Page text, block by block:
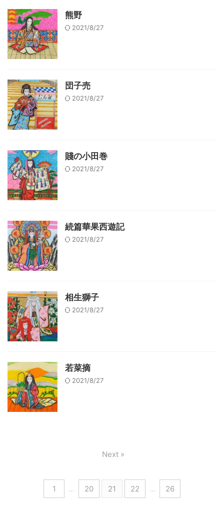
熊野
2021/8/27
団子売
2021/8/27
賤の小田巻
2021/8/27
続篇華果西遊記
2021/8/27
相生獅子
2021/8/27
若菜摘
2021/8/27
1 … 20 21 22 … 26
Next »